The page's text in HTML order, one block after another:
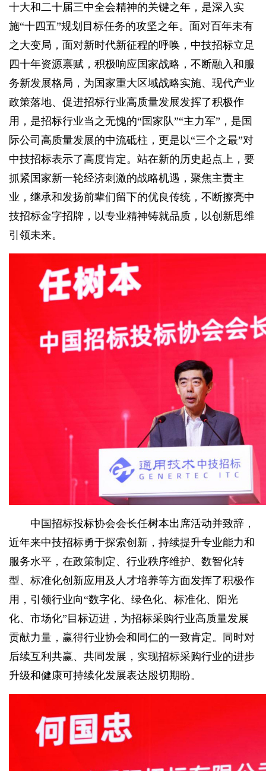
十大和二十届三中全会精神的关键之年，是深入实
施“十四五”规划目标任务的攻坚之年。面对百年未有
之大变局，面对新时代新征程的呼唤，中技招标立足
四十年资源禀赋，积极响应国家战略，不断融入和服
务新发展格局，为国家重大区域战略实施、现代产业
政策落地、促进招标行业高质量发展发挥了积极作
用，是招标行业当之无愧的“国家队”“主力军”，是国
际公司高质量发展的中流砥柱，更是以“三个之最”对
中技招标表示了高度肯定。站在新的历史起点上，要
抓紧国家新一轮经济刺激的战略机遇，聚焦主责主
业，继承和发扬前辈们留下的优良传统，不断擦亮中
技招标金字招牌，以专业精神铸就品质，以创新思维
引领未来。
中国招标投标协会会长任树本出席活动并致辞，
近年来中技招标勇于探索创新，持续提升专业能力和
服务水平，在政策制定、行业秩序维护、数智化转
型、标准化创新应用及人才培养等方面发挥了积极作
用，引领行业向“数字化、绿色化、标准化、阳光
化、市场化”目标迈进，为招标采购行业高质量发展
贡献力量，赢得行业协会和同仁的一致肯定。同时对
后续互利共赢、共同发展，实现招标采购行业的进步
升级和健康可持续化发展表达殷切期盼。